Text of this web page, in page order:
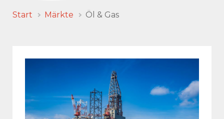
Start Märkte Öl & Gas